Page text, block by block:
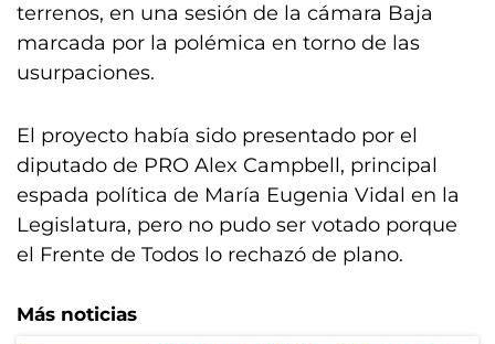
terrenos, en una sesión de la cámara Baja
marcada por la polémica en torno de las
usurpaciones.
El proyecto había sido presentado por el
diputado de PRO Alex Campbell, principal
espada política de María Eugenia Vidal en la
Legislatura, pero no pudo ser votado porque
el Frente de Todos lo rechazó de plano.
Más noticias